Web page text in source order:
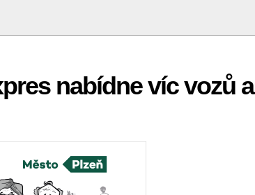
nabídne víc vozů a